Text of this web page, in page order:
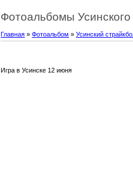
Фотоальбомы Усинского
Главная »Фотоальбом »Усинский
Игра в Усинске 12 июня